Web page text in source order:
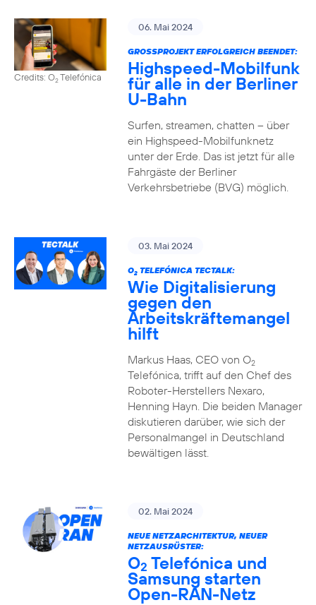
Credits: O2Telefónica
06. Mai 2024
GROSSPROJEKT ERFOLGREICH BEENDET:
Highspeed-Mobilfunk
für alle in der Berliner
U-Bahn
Surfen, streamen, chatten – über
ein Highspeed-Mobilfunknetz
unter der Erde. Das ist jetzt für alle
Fahrgäste der Berliner
Verkehrsbetriebe (BVG) möglich.
03. Mai 2024
O2TELEFÓNICA TECTALK:
Wie Digitalisierung
gegen den
Arbeitskräftemangel
hilft
Markus Haas, CEO von O2
Telefónica, trifft auf den Chef des
Roboter-Herstellers Nexaro,
Henning Hayn. Die beiden Manager
diskutieren darüber, wie sich der
Personalmangel in Deutschland
bewältigen lässt.
02. Mai 2024
NEUE NETZARCHITEKTUR, NEUER
NETZAUSRÜSTER:
O2 Telefónica und
Samsung starten
Open-RAN-Netz